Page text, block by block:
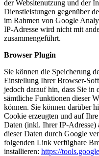
der Websitenutzung und der
Dienstleistungen gegenüber
im Rahmen von Google
IP-Adresse wird nicht mit
zusammengeführt.
Browser Plugin
Sie können die Speicherung
Einstellung Ihrer Browser-
jedoch darauf hin, dass Sie in
sämtliche Funktionen dieser
können. Sie können darüber
Cookie erzeugten und auf
Daten (inkl. Ihrer IP-Adresse)
dieser Daten durch Google
folgenden Link verfügbare
installieren: https://